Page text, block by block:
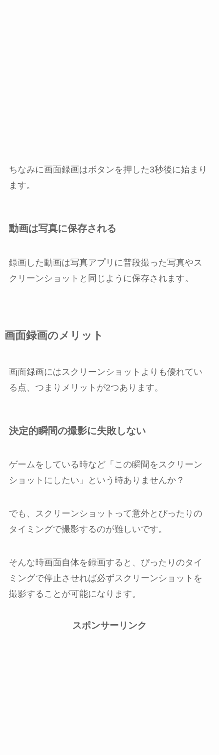
ちなみに画面録画はボタンを押した3秒後に始まり
ます。
動画は写真に保存される
録画した動画は写真アプリに普段撮った写真やス
クリーンショットと同じように保存されます。
画面録画のメリット
画面録画にはスクリーンショットよりも優れてい
る点、つまりメリットが2つあります。
決定的瞬間の撮影に失敗しない
ゲームをしている時など「この瞬間をスクリーン
ショットにしたい」という時ありませんか？
でも、スクリーンショットって意外とぴったりの
タイミングで撮影するのが難しいです。
そんな時画面自体を録画すると、ぴったりのタイ
ミングで停止させれば必ずスクリーンショットを
撮影することが可能になります。
スポンサーリンク